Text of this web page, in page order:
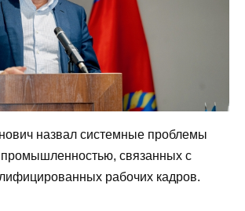
назвал системные проблемы
связанных с
рабочих кадров.